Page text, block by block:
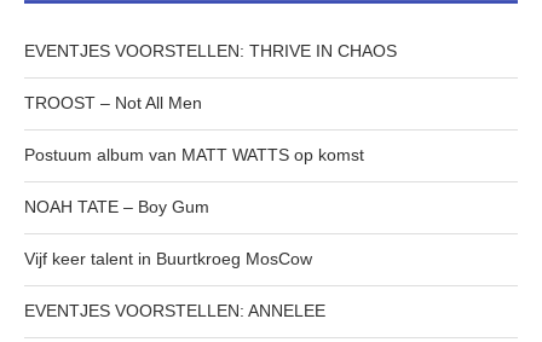
EVENTJES VOORSTELLEN: THRIVE IN CHAOS
TROOST – Not All Men
Postuum album van MATT WATTS op komst
NOAH TATE – Boy Gum
Vijf keer talent in Buurtkroeg MosCow
EVENTJES VOORSTELLEN: ANNELEE